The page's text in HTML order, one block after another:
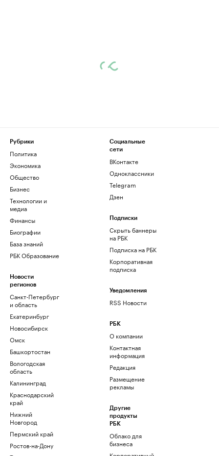
Рубрики
Политика
Экономика
Общество
Бизнес
Технологии и
медиа
Финансы
Биографии
База знаний
РБК Образование
Новости
регионов
Санкт-Петербург
и область
Екатеринбург
Новосибирск
Омск
Башкортостан
Вологодская
область
Калининград
Краснодарский
край
Нижний
Новгород
Пермский край
Ростов-на-Дону
Социальные
сети
ВКонтакте
Одноклассники
Telegram
Дзен
Подписки
Скрыть баннеры
на РБК
Подписка на РБК
Корпоративная
подписка
Уведомления
RSS Новости
РБК
О компании
Контактная
информация
Редакция
Размещение
рекламы
Другие
продукты
РБК
Облако для
бизнеса